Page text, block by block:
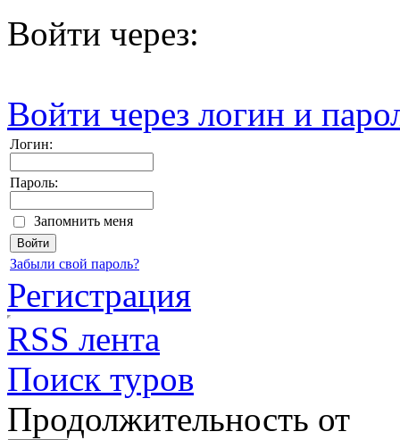
Войти через:
Войти через логин и
Логин:
Пароль:
Запомнить меня
Забыли свой пароль?
Регистрация
RSS лента
Поиск туров
Продолжительность от